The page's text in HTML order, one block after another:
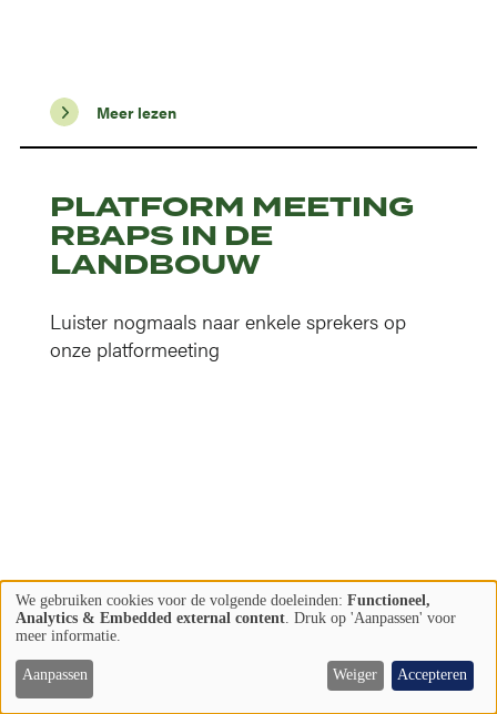
Meer lezen
PLATFORM MEETING
RBAPS IN DE
LANDBOUW
Luister nogmaals naar enkele sprekers op
onze platformeeting
Meer lezen
Gebruik
van
persoonsgegevens
en
We gebruiken cookies voor de volgende doeleinden: Functioneel,
Analytics & Embedded external content . Druk op 'Aanpassen' voor
meer informatie.
Aanpassen Weiger Accepteren